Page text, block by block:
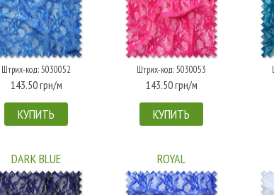
Штрих-код: 5030052
143.50 грн/м
КУПИТЬ
Штрих-код: 5030053
143.50 грн/м
КУПИТЬ
DARK BLUE ROYAL